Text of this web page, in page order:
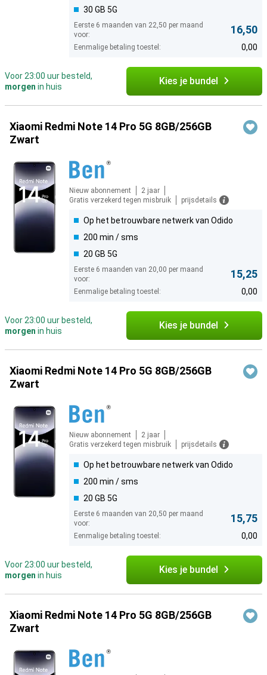
30 GB 5G
Eerste 6 maanden van 22,50 per maand
voor:
16,50
Eenmalige betaling toestel: 0,00
Voor 23:00 uur besteld,
morgen in huis Kies je bundel
Xiaomi Redmi Note 14 Pro 5G 8GB/256GB
Zwart
Nieuw abonnement
2 jaar
Gratis verzekerd tegen misbruik
prijsdetails
Op het betrouwbare netwerk van Odido
200 min / sms
20 GB 5G
Eerste 6 maanden van 20,00 per maand
voor:
15,25
Eenmalige betaling toestel: 0,00
Voor 23:00 uur besteld,
morgen in huis Kies je bundel
Xiaomi Redmi Note 14 Pro 5G 8GB/256GB
Zwart
Nieuw abonnement
2 jaar
Gratis verzekerd tegen misbruik
prijsdetails
Op het betrouwbare netwerk van Odido
200 min / sms
20 GB 5G
Eerste 6 maanden van 20,50 per maand
voor:
15,75
Eenmalige betaling toestel: 0,00
Voor 23:00 uur besteld,
morgen in huis Kies je bundel
Xiaomi Redmi Note 14 Pro 5G 8GB/256GB
Zwart